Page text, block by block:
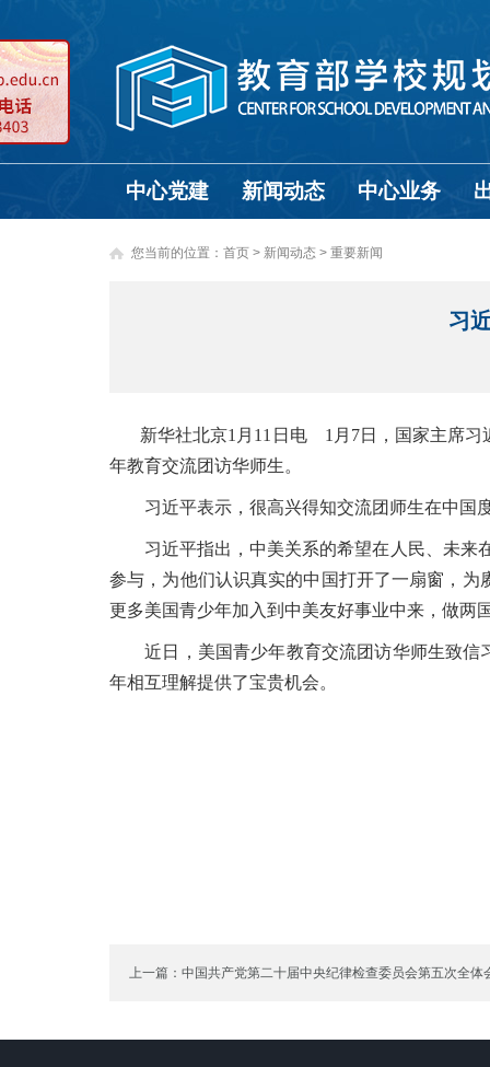
中心党建 新闻动态 中心业务
您当前的位置： 首页 > 新闻动态 > 重要新闻
习
新华社北京1月11日电 1月7日，国家主席习
年教育交流团访华师生。
习近平表示，很高兴得知交流团师生在中国度
习近平指出，中美关系的希望在人民、未来在
参与，为他们认识真实的中国打开了一扇窗，
更多美国青少年加入到中美友好事业中来，做两
近日，美国青少年教育交流团访华师生致信习
年相互理解提供了宝贵机会。
上一篇：中国共产党第二十届中央纪律检查委员会第五次全体